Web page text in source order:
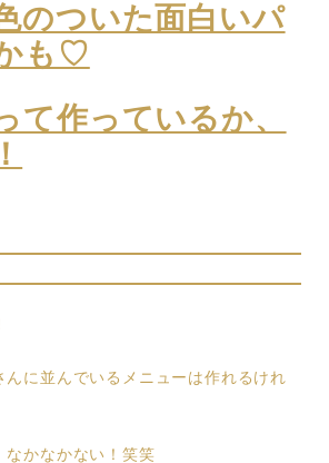
のついた面白いパ
も♡
て作っているか、
んに並んでいるメニューは作れるけれ
なかなかない！笑笑